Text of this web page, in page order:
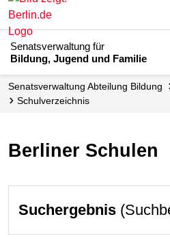
Senatsverwaltung für
Bildung, Jugend und Familie
Senats­verwaltung Abteilung Bildung
Schul­verzeichnis
Berliner Schulen
Suchergebnis